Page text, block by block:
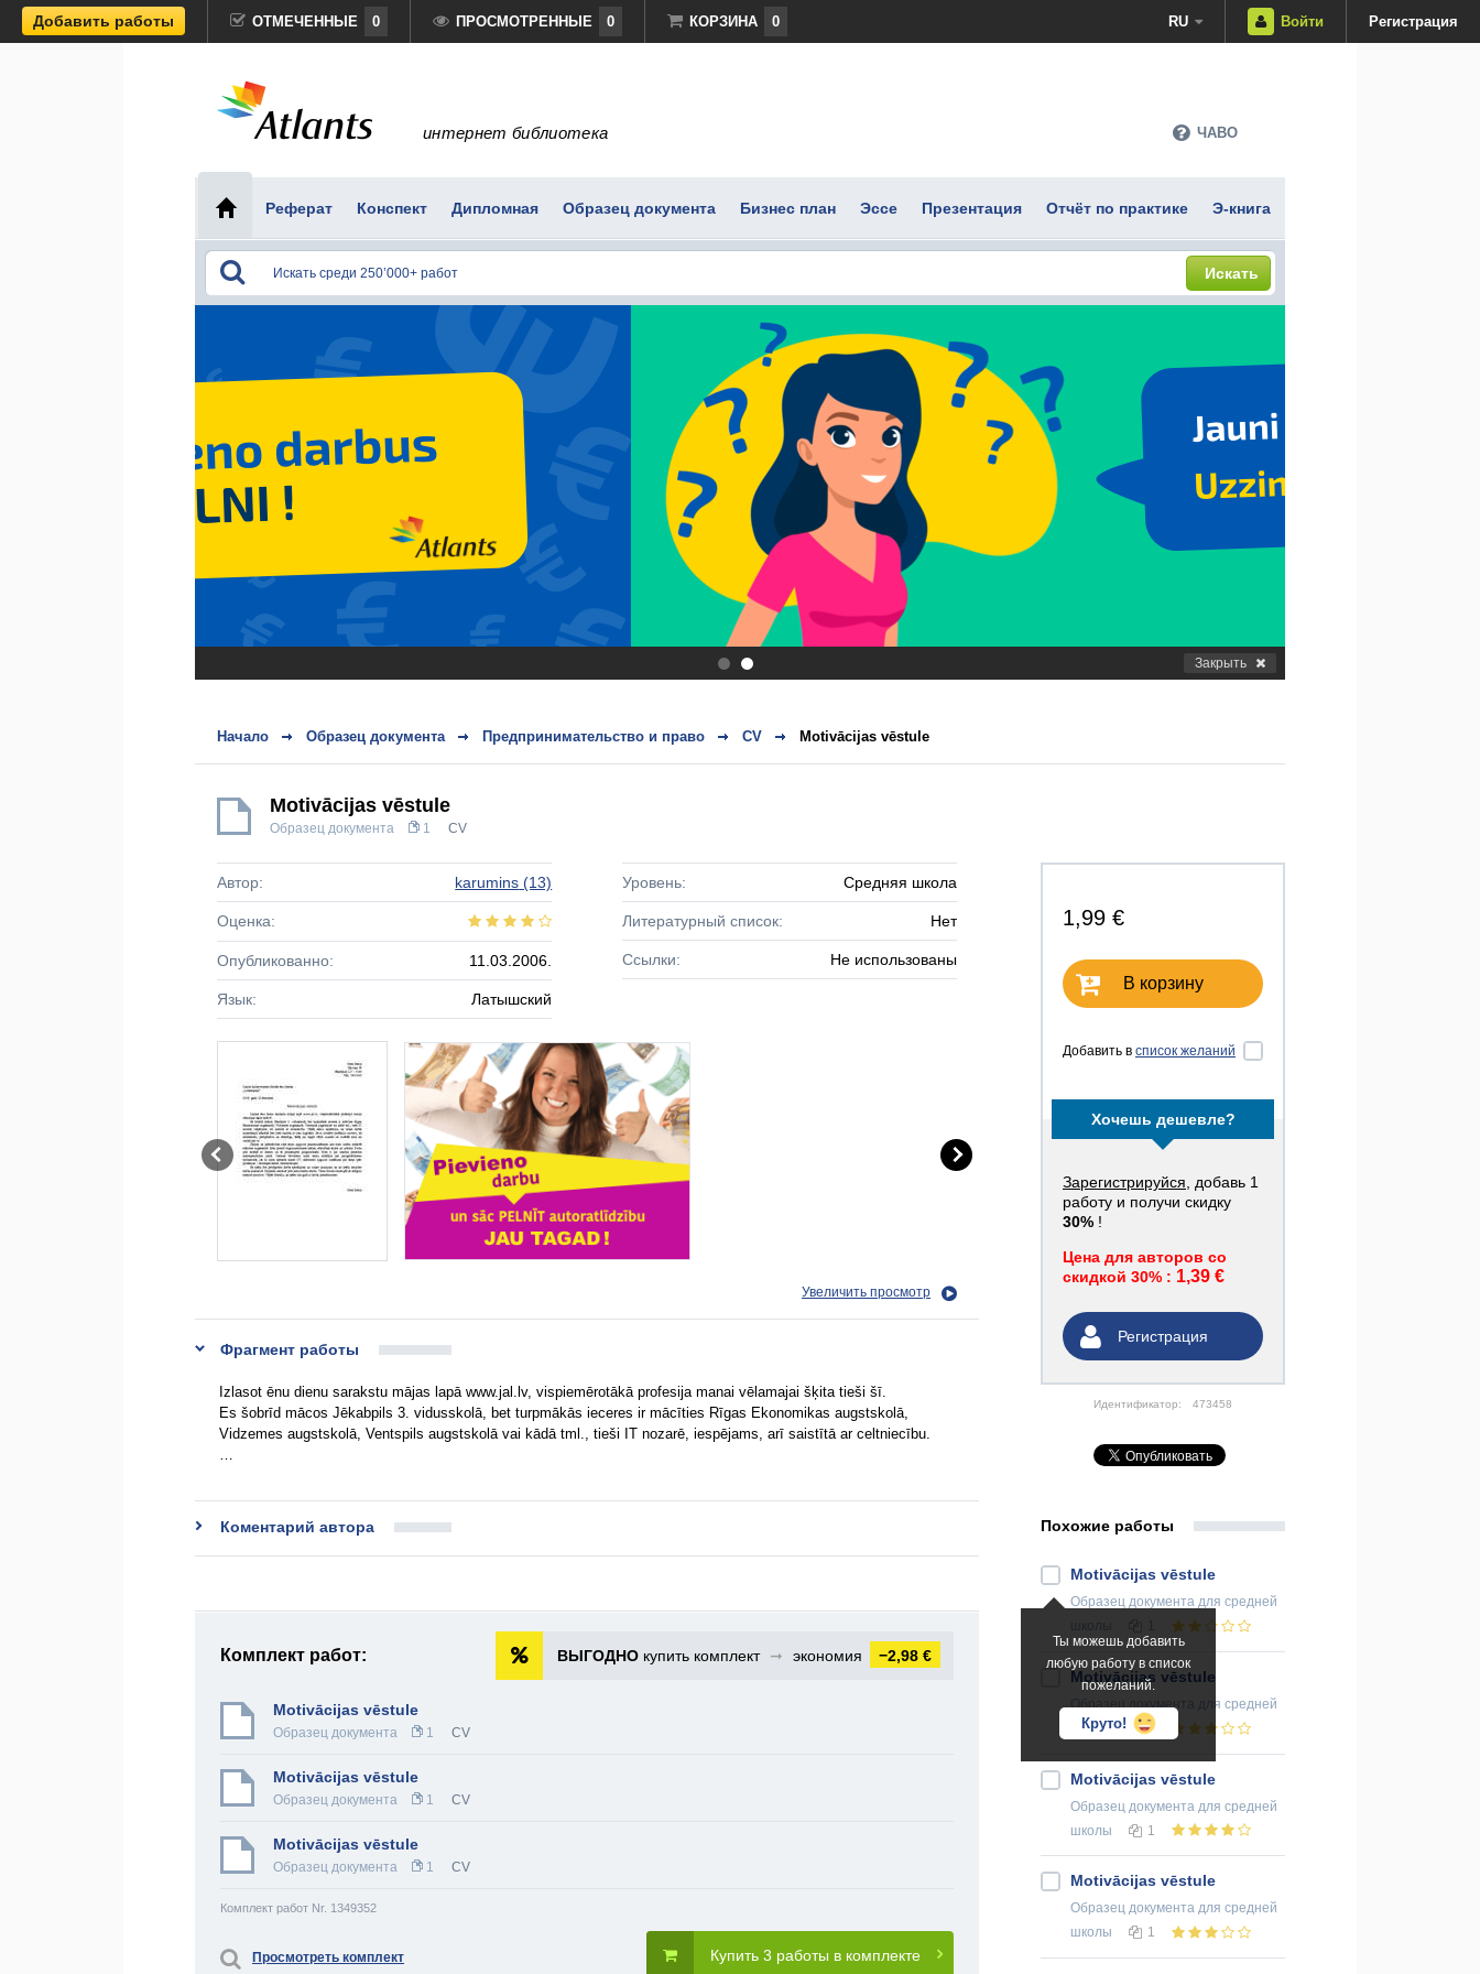
Добавить работы ОТМЕЧЕННЫЕ 0 ПРОСМОТРЕННЫЕ 0 КОРЗИНА 0 RU Войти Регистрация
интернет библиотека ЧАВО
Реферат Конспект Дипломная Образец документа Бизнес план Эссе Презентация Отчёт по практике Э-книга
Искать
. Закрыть
Начало Образец документа Предпринимательство и право CV Motivācijas vēstule
Motivācijas vēstule
Образец документа 1 CV
1,99 €
В корзину
Добавить в список желаний
Хочешь дешевле?
Зарегистрируйся , добавь 1
работу и получи скидку
30% !
Цена для авторов со
скидкой 30% : 1,39 €
Регистрация
Идентификатор: 473458
Автор: karumins (13)
Оценка:
Опубликованно: 11.03.2006.
Язык: Латышский
Уровень: Средняя школа
Литературный список: Нет
Ссылки: Не использованы
Увеличить просмотр
Фрагмент работы
Izlasot ēnu dienu sarakstu mājas lapā www.jal.lv, vispiemērotākā profesija manai vēlamajai šķita tieši šī.
Es šobrīd mācos Jēkabpils 3. vidusskolā, bet turpmākās ieceres ir mācīties Rīgas Ekonomikas augstskolā,
Vidzemes augstskolā, Ventspils augstskolā vai kādā tml., tieši IT nozarē, iespējams, arī saistītā ar celtniecību.
…
Коментарий автора
Комплект работ: ВЫГОДНО купить комплект ➞ экономия −2,98 €
Motivācijas vēstule
Образец документа 1 CV
Motivācijas vēstule
Образец документа 1 CV
Motivācijas vēstule
Образец документа 1 CV
Комплект работ Nr. 1349352
Купить 3 работы в комплекте
Просмотреть комплект
Похожие работы
Ты можешь добавить
любую работу в список
пожеланий.
Круто!
Motivācijas vēstule
Образец документа для средней
Motivācijas vēstule
Образец документа
для средней
школы
1
Motivācijas vēstule
Образец документа для средней
школы
1
Motivācijas vēstule
Образец документа для средней
школы
1